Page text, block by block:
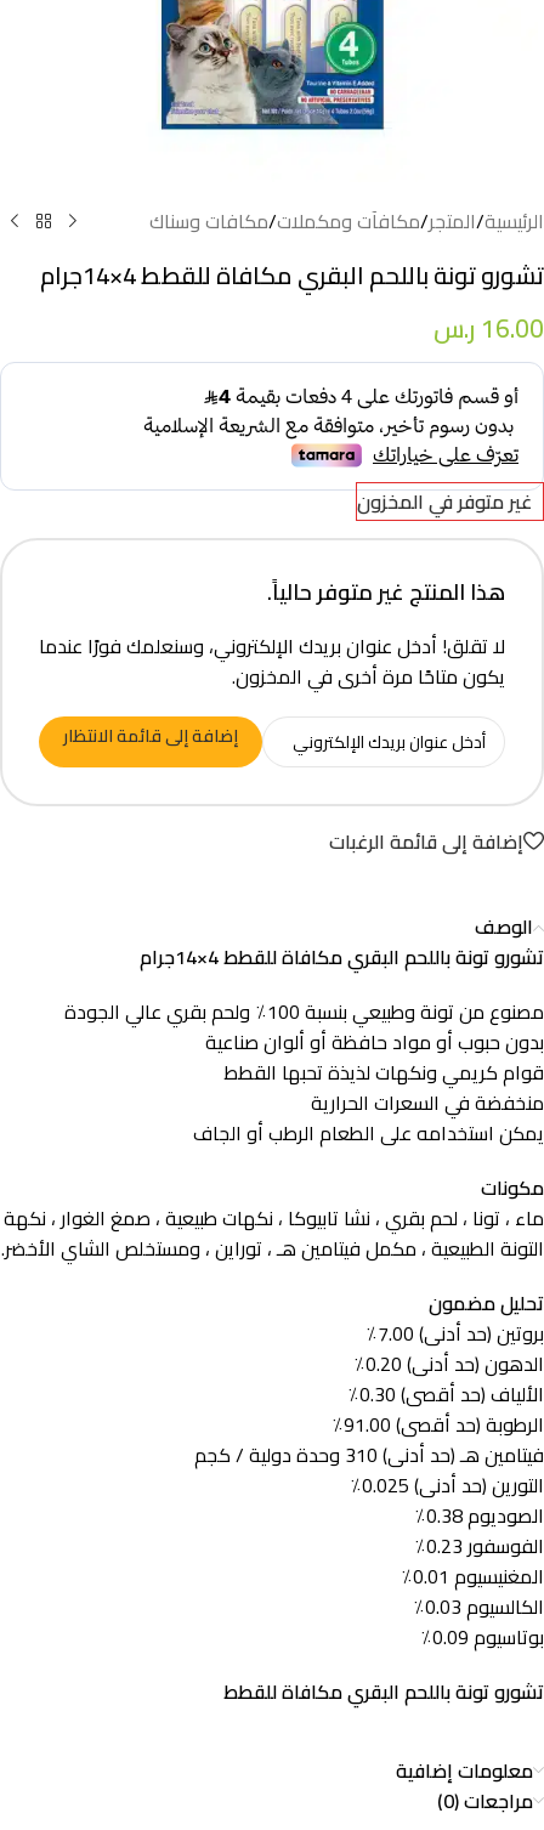
الرئيسية/المتجر/مكافآت ومكملات/مكافات وسناك
تشورو تونة باللحم البقري مكافاة للقطط 4×14جرام
16.00 ر.س
غير متوفر في المخزون
هذا المنتج غير متوفر حالياً.
لا تقلق! أدخل عنوان بريدك الإلكتروني، وسنعلمك فورًا عندما
يكون متاحًا مرة أخرى في المخزون.
إضافة إلى قائمة الانتظار
إضافة إلى قائمة الرغبات
الوصف
تشورو تونة باللحم البقري مكافاة للقطط 4×14جرام
مصنوع من تونة وطبيعي بنسبة 100٪ ولحم بقري عالي الجودة
بدون حبوب أو مواد حافظة أو ألوان صناعية
قوام كريمي ونكهات لذيذة تحبها القطط
منخفضة في السعرات الحرارية
يمكن استخدامه على الطعام الرطب أو الجاف
مكونات
ماء ، تونا ، لحم بقري ، نشا تابيوكا ، نكهات طبيعية ، صمغ الغوار ، نكهة
التونة الطبيعية ، مكمل فيتامين هـ ، توراين ، ومستخلص الشاي الأخضر.
تحليل مضمون
بروتين (حد أدنى) 7.00٪
الدهون (حد أدنى) 0.20٪
الألياف (حد أقصى) 0.30٪
الرطوبة (حد أقصى) 91.00٪
فيتامين هـ (حد أدنى) 310 وحدة دولية / كجم
التورين (حد أدنى) 0.025٪
الصوديوم 0.38٪
الفوسفور 0.23٪
المغنيسيوم 0.01٪
الكالسيوم 0.03٪
بوتاسيوم 0.09٪
تشورو تونة باللحم البقري مكافاة للقطط
معلومات إضافية
مراجعات (0)